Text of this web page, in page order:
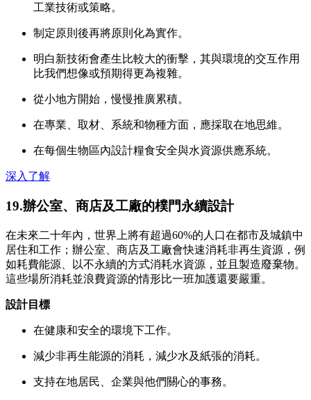
工業技術或策略。
制定原則後再將原則化為實作。
明白新技術會產生比較大的衝擊，其與環境的交互作用
比我們想像或預期得更為複雜。
從小地方開始，慢慢推廣累積。
在專業、取材、系統和物種方面，應採取在地思維。
在每個生物區內設計糧食安全與水資源供應系統。
深入了解
19.辦公室、商店及工廠的樸門永續設計
在未來二十年內，世界上將有超過60%的人口在都市及城鎮中
居住和工作；辦公室、商店及工廠會快速消耗非再生資源，例
如耗費能源、以不永續的方式消耗水資源，並且製造廢棄物。
這些場所消耗並浪費資源的情形比一班加護還要嚴重。
設計目標
在健康和安全的環境下工作。
減少非再生能源的消耗，減少水及紙張的消耗。
支持在地居民、企業與他們關心的事務。